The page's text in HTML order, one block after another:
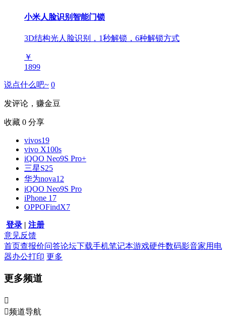
小米人脸识别智能门锁
3D结构光人脸识别，1秒解锁，6种解锁方式
￥
1899
说点什么吧~ 0
发评论，赚金豆
收藏 0 分享
vivos19
vivo X100s
iQOO Neo9S Pro+
三星S25
华为nova12
iQOO Neo9S Pro
iPhone 17
OPPOFindX7
登录 | 注册
意见反馈
首页查报价问答论坛下载手机笔记本游戏硬件数码影音家用电
器办公打印 更多
更多频道

频道导航